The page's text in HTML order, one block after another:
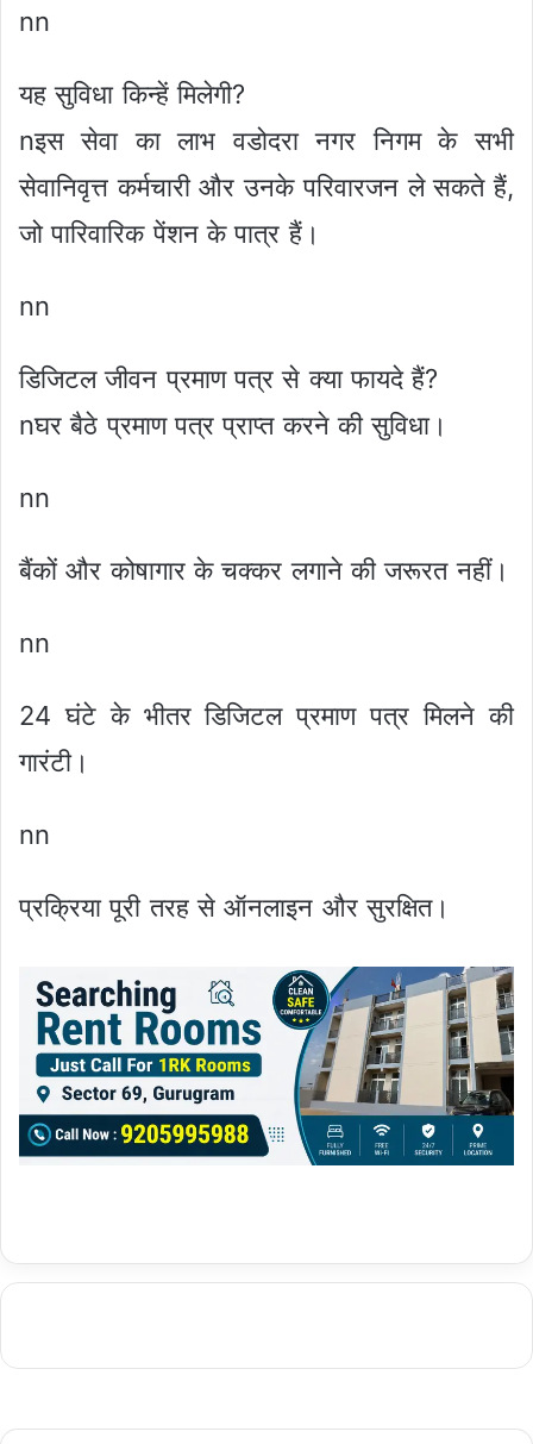
nn
यह सुविधा किन्हें मिलेगी?
nइस सेवा का लाभ वडोदरा नगर निगम के सभी
सेवानिवृत्त कर्मचारी और उनके परिवारजन ले सकते हैं,
जो पारिवारिक पेंशन के पात्र हैं।
nn
डिजिटल जीवन प्रमाण पत्र से क्या फायदे हैं?
nघर बैठे प्रमाण पत्र प्राप्त करने की सुविधा।
nn
बैंकों और कोषागार के चक्कर लगाने की जरूरत नहीं।
nn
24 घंटे के भीतर डिजिटल प्रमाण पत्र मिलने की
गारंटी।
nn
प्रक्रिया पूरी तरह से ऑनलाइन और सुरक्षित।